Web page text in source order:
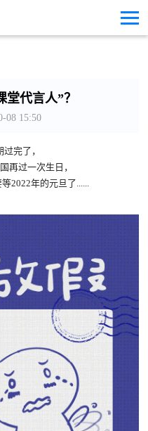
代言人”？
08 15:50
完了，
再过一次生日，
等2022年的元旦了